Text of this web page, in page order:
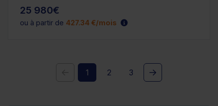
25 980€
ou à partir de 427.34 €/mois
1 2 3